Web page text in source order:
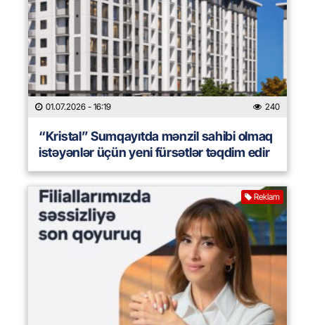
01.07.2026 - 16:19 240
“Kristal” Sumqayıtda mənzil sahibi olmaq
istəyənlər üçün yeni fürsətlər təqdim edir
Reklam